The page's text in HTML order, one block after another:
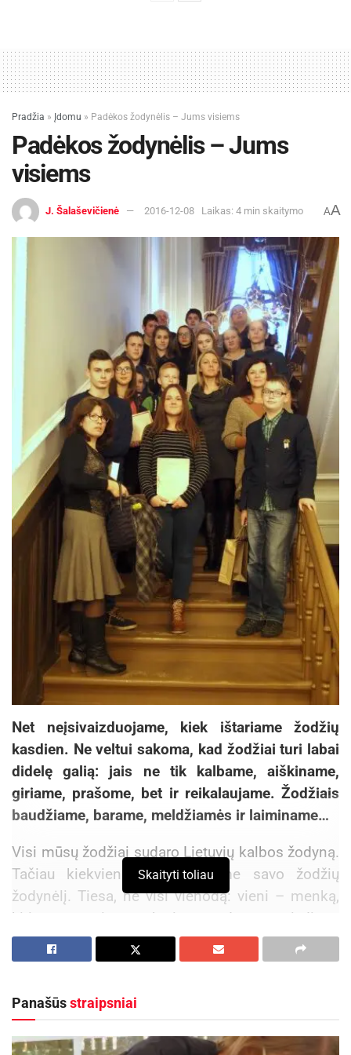
Pradžia » Įdomu » Padėkos žodynėlis – Jums visiems
Padėkos žodynėlis – Jums
visiems
J. Šalaševičienė 2016-12-08 Laikas: 4 min skaitymo AA
Net neįsivaizduojame, kiek ištariame žodžių
kasdien. Ne veltui sakoma, kad žodžiai turi labai
didelę galią: jais ne tik kalbame, aiškiname,
giriame, prašome, bet ir reikalaujame. Žodžiais
baudžiame, barame, meldžiamės ir laiminame…
Visi mūsų žodžiai sudaro Lietuvių kalbos žodyną.
Tačiau kiekvienas mūsų turime savo žodžių
žodynėlį. Tiesa, ne visi vienodą: vieni – menką,
kiti – turtingą, kuriame daug vaizdingų
šnekamosios kalbos „grynuolių“, kitų
žodynėliuose daug žargonų, ne visiems
Žodžiai kaip iš žmonės keičiasi: vieni išnyksta
kartu su daiktais, kaimais, kiti gimsta, treti ateina
Skaityti toliau
Panašūsstraipsniai